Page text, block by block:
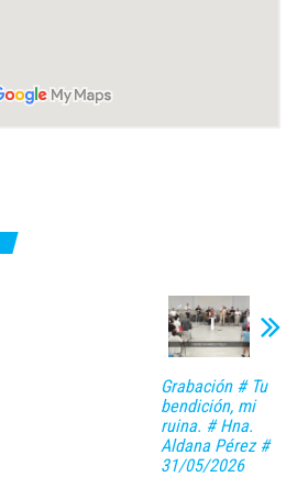
Grabación # Tu
bendición, mi
ruina. # Hna.
Aldana Pérez #
31/05/2026